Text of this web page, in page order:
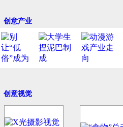
创意产业
创意视觉